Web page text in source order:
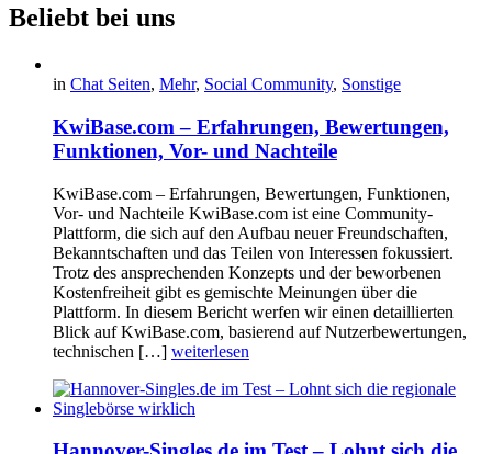
Beliebt bei uns
in Chat Seiten, Mehr, Social Community, Sonstige
KwiBase.com – Erfahrungen, Bewertungen,
Funktionen, Vor- und Nachteile
KwiBase.com – Erfahrungen, Bewertungen, Funktionen,
Vor- und Nachteile KwiBase.com ist eine Community-
Plattform, die sich auf den Aufbau neuer Freundschaften,
Bekanntschaften und das Teilen von Interessen fokussiert.
Trotz des ansprechenden Konzepts und der beworbenen
Kostenfreiheit gibt es gemischte Meinungen über die
Plattform. In diesem Bericht werfen wir einen detaillierten
Blick auf KwiBase.com, basierend auf Nutzerbewertungen,
technischen […] weiterlesen